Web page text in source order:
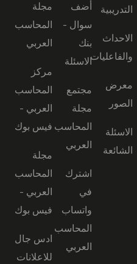
التدريبية
الاحداث
والفاعليات
معرض
الصور
الاسئلة
الشائعة
أضف
سوال -
بنك
الاسئلة
مجتمع
مجلة
المحاسب
العربي
اشترك
في
واتساب
المحاسب
العربي
مجلة
المحاسب
العربي
مركز
المحاسب
العربي -
فيس بوك
مجلة
المحاسب
العربي -
فيس بوك
ادس جال
للاعلانات